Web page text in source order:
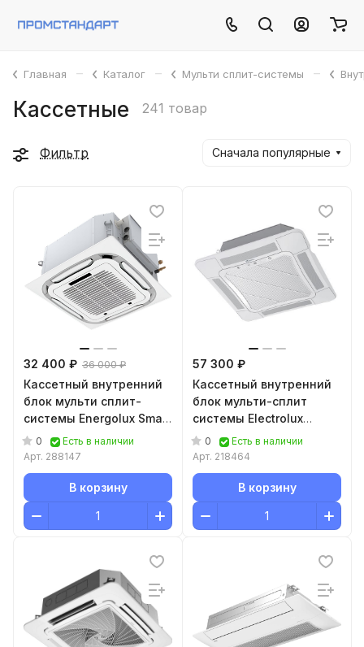
Главная – Каталог – Мульти сплит-системы –
Кассетные 241 товар
Фильтр Сначала популярные
32 400 ₽ 36 000 ₽
Кассетный внутренний
блок мульти сплит-
системы Energolux Smart
multi
ESAC12M2_WF_AR2_DC
0
Есть в наличии
Арт. 288147
В корзину
57 300 ₽
Кассетный внутренний
блок мульти-сплит
системы Electrolux
EACC/I-24 FMI/N8 ERP
0
Есть в наличии
Арт. 218464
В корзину